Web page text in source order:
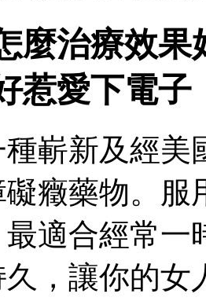
麼治療效
惹愛下電子
種嶄新及經
癥藥物。服
適合經常一
，讓你的女